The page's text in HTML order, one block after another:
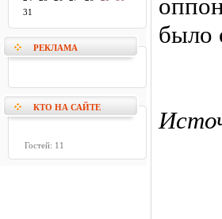
31
РЕКЛАМА
КТО НА САЙТЕ
Гостей: 11
было